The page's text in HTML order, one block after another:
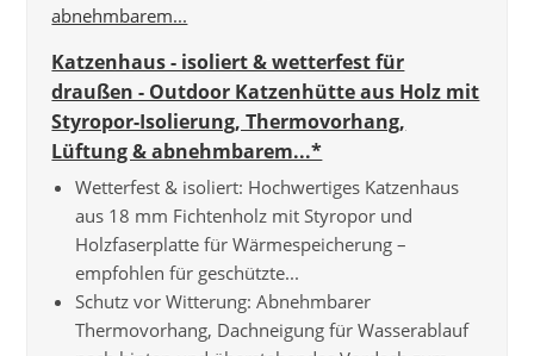
Katzenhaus - isoliert & wetterfest für
draußen - Outdoor Katzenhütte aus Holz mit
Styropor-Isolierung, Thermovorhang,
Lüftung & abnehmbarem...*
Wetterfest & isoliert: Hochwertiges Katzenhaus
aus 18 mm Fichtenholz mit Styropor und
Holzfaserplatte für Wärmespeicherung –
empfohlen für geschützte...
Schutz vor Witterung: Abnehmbarer
Thermovorhang, Dachneigung für Wasserablauf